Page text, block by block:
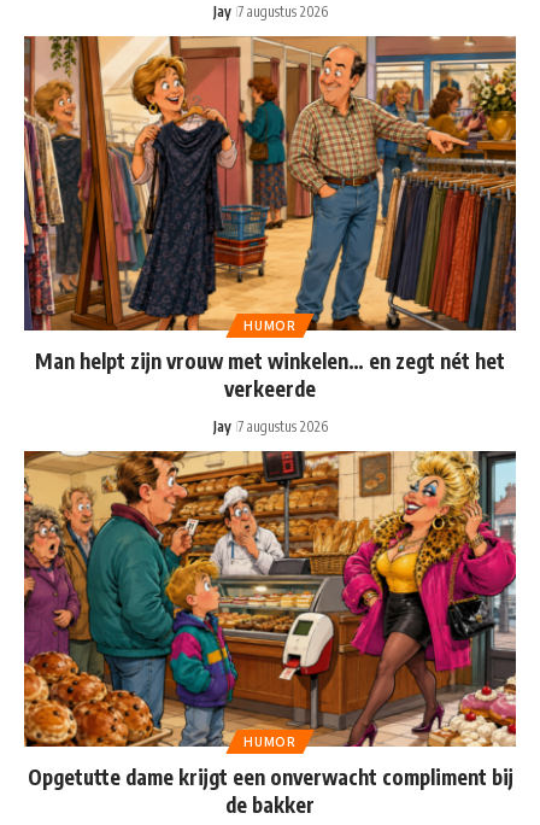
Jay 7 augustus 2026
HUMOR
Man helpt zijn vrouw met winkelen… en zegt nét het
verkeerde
Jay 7 augustus 2026
HUMOR
Opgetutte dame krijgt een onverwacht compliment bij
de bakker